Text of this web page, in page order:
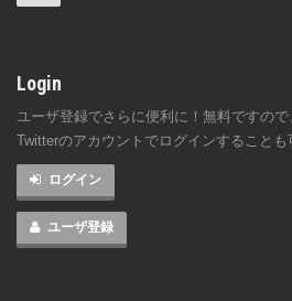
Login
ユーザ登録でさらに便利に！無料ですので
Twitterのアカウントでログインすることも
ログイン
ユーザ登録